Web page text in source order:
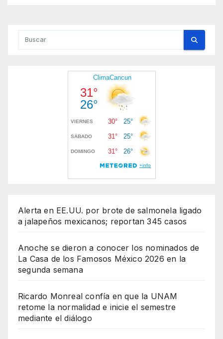
Alerta en EE.UU. por brote de salmonela ligado
a jalapeños mexicanos; reportan 345 casos
Anoche se dieron a conocer los nominados de
La Casa de los Famosos México 2026 en la
segunda semana
Ricardo Monreal confía en que la UNAM
retome la normalidad e inicie el semestre
mediante el diálogo